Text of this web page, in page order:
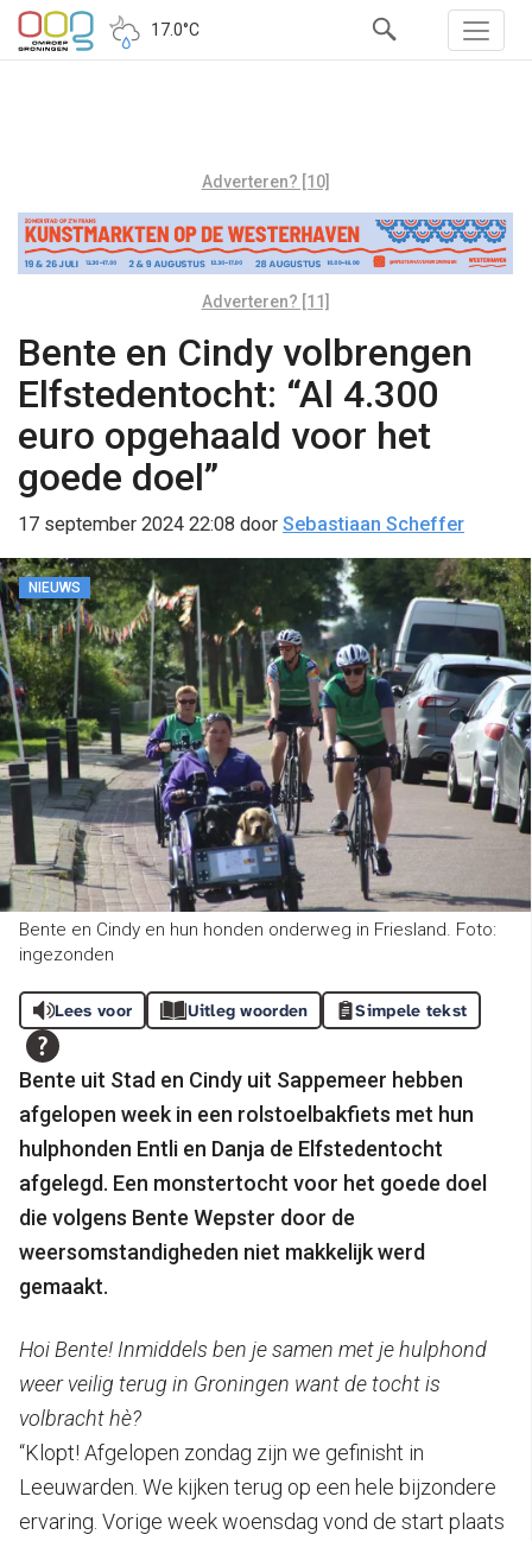
17.0°C
Adverteren? [10]
Adverteren? [11]
Bente en Cindy volbrengen
Elfstedentocht: “Al 4.300
euro opgehaald voor het
goede doel”
17 september 2024 22:08 door Sebastiaan Scheffer
NIEUWS
Bente en Cindy en hun honden onderweg in Friesland. Foto:
ingezonden
Lees voor Uitleg woorden Simpele tekst
Bente uit Stad en Cindy uit Sappemeer hebben
afgelopen week in een rolstoelbakfiets met hun
hulphonden Entli en Danja de Elfstedentocht
afgelegd. Een monstertocht voor het goede doel
die volgens Bente Wepster door de
weersomstandigheden niet makkelijk werd
gemaakt.
Hoi Bente! Inmiddels ben je samen met je hulphond
weer veilig terug in Groningen want de tocht is
volbracht hè?
“Klopt! Afgelopen zondag zijn we gefinisht in
Leeuwarden. We kijken terug op een hele bijzondere
ervaring. Vorige week woensdag vond de start plaats